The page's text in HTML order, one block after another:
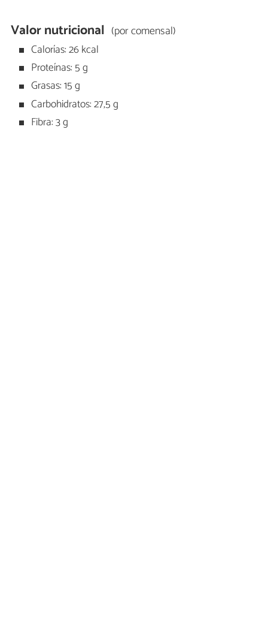
Valor nutricional (por comensal)
Calorías: 26 kcal
Proteínas: 5 g
Grasas: 15 g
Carbohidratos: 27,5 g
Fibra: 3 g